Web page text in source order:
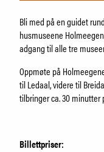
Bli med på en guidet
husmuseene
adgang til alle tre
Oppmøte på
til Ledaal, videre til
tilbringer ca. 30
Billettpriser: